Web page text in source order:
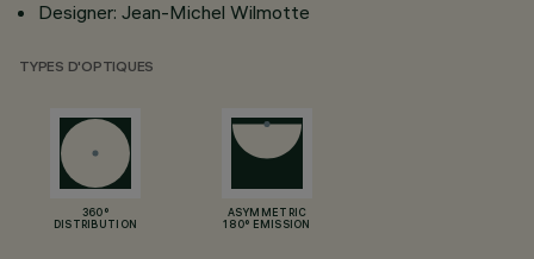
Designer: Jean-Michel Wilmotte
TYPES D'OPTIQUES
360°
DISTRIBUTION
ASYMMETRIC
180° EMISSION